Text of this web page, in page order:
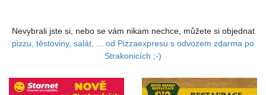
Nevybrali jste si, nebo se vám nikam nechce, můžete si objednat
pizzu, těstoviny, salát, ... od Pizzaexpresu s odvozem zdarma po
Strakonicích ;-)